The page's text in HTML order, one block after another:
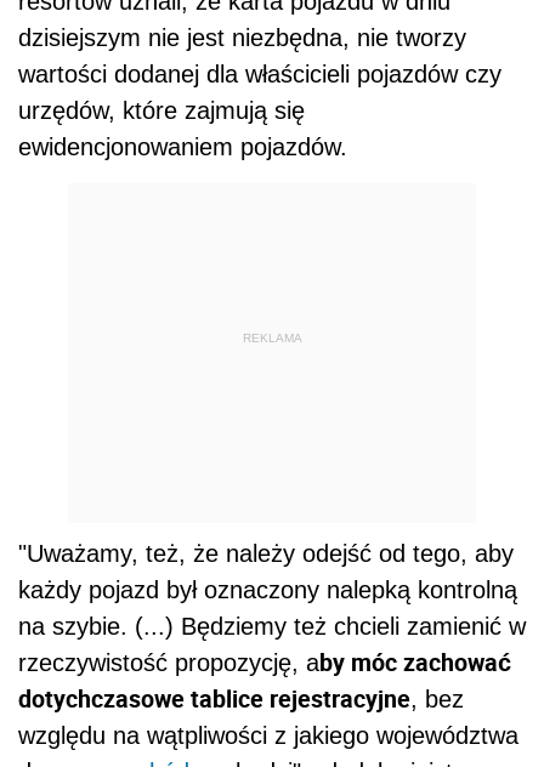
dzisiejszym nie jest niezbędna, nie tworzy
wartości dodanej dla właścicieli pojazdów czy
urzędów, które zajmują się
ewidencjonowaniem pojazdów.
REKLAMA
"Uważamy, też, że należy odejść od tego, aby
każdy pojazd był oznaczony nalepką kontrolną
na szybie. (...) Będziemy też chcieli zamienić w
rzeczywistość propozycję, aby móc zachować
dotychczasowe tablice rejestracyjne, bez
względu na wątpliwości z jakiego województwa